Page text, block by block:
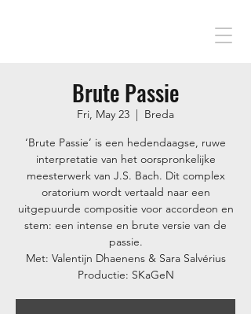
Brute Passie
Fri, May 23
  |
Breda
‘Brute Passie’ is een hedendaagse, ruwe
interpretatie van het oorspronkelijke
meesterwerk van J.S. Bach. Dit complex
oratorium wordt vertaald naar een
uitgepuurde compositie voor accordeon en
stem: een intense en brute versie van de
passie.
Met: Valentijn Dhaenens & Sara Salvérius
Productie: SKaGeN